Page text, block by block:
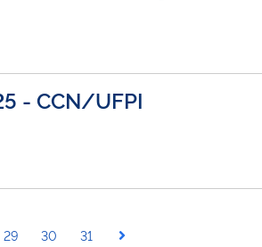
- CCN/UFPI
29 30 31